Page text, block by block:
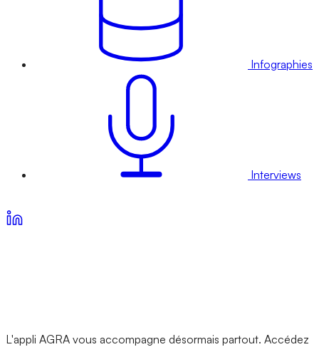
Infographies
Interviews
L'appli AGRA vous accompagne désormais partout. Accédez